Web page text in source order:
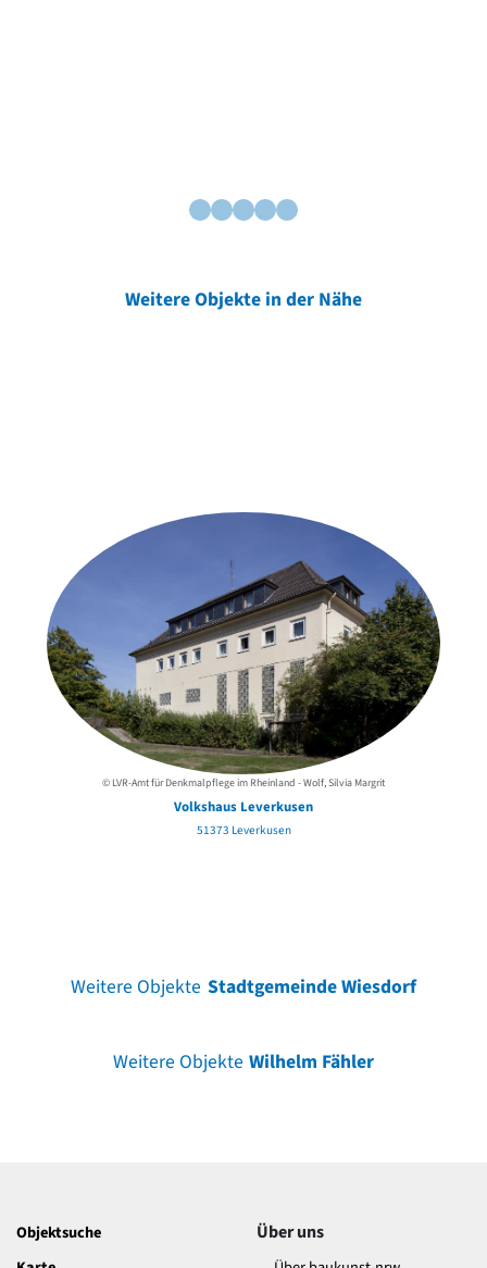
Weitere Objekte in der Nähe
© LVR-Amt für Denkmalpflege im Rheinland - Wolf, Silvia Margrit
Volkshaus Leverkusen
51373 Leverkusen
Weitere Objekte Stadtgemeinde Wiesdorf
Weitere Objekte Wilhelm Fähler
Objektsuche
Über uns